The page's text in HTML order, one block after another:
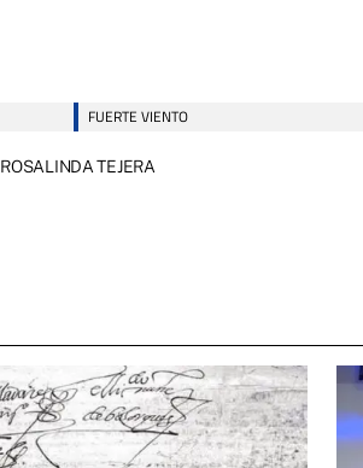
FUERTE VIENTO
ROSALINDA TEJERA